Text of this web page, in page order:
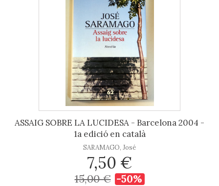
ASSAIG SOBRE LA LUCIDESA - Barcelona 2004 -
1a edició en català
SARAMAGO, José
7,50 €
15,00 € -50%